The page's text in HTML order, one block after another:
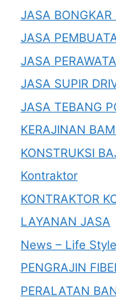
JASA
JASA
JASA
JASA SUPIR
JASA TEBANG
KERAJINAN
KONSTRUKSI
Kontraktor
KONTRAKTOR
LAYANAN JASA
News – Life Style
PENGRAJIN
PERALATAN